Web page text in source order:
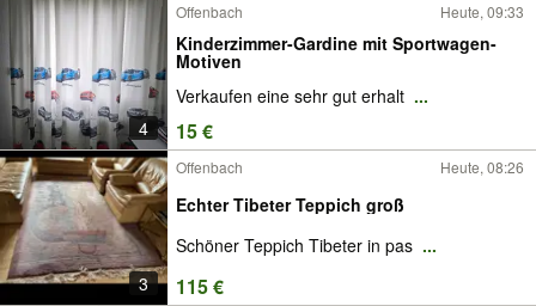
Merkliste
Nachrichten
Anzeige aufgeben
4
Offenbach Heute, 09:33
Kinderzimmer-Gardine mit Sportwagen-
Motiven
Verkaufen eine sehr gut erhalt ...
15 €
3
Offenbach Heute, 08:26
Echter Tibeter Teppich groß
Schöner Teppich Tibeter in pas ...
115 €